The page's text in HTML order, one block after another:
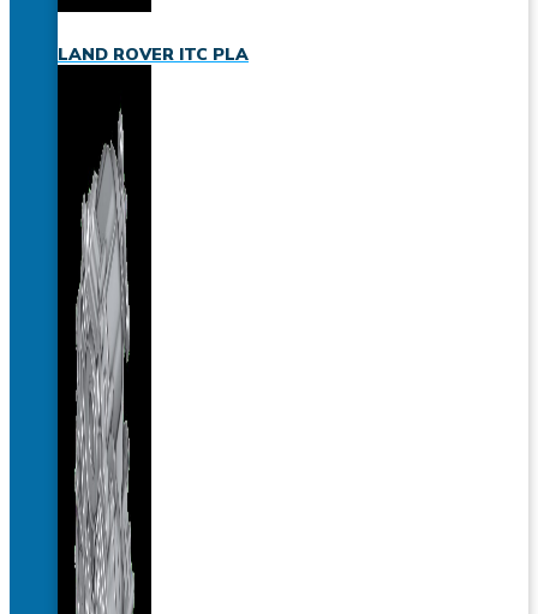
LAND ROVER ITC PLA